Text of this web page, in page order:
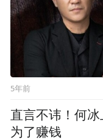
5年前
直言不讳！何
为了赚钱